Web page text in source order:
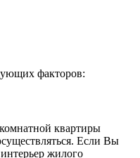
факторов:
квартиры
Если Вы
жилого